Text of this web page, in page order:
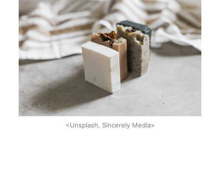
<Unsplash, Sincerely Media>